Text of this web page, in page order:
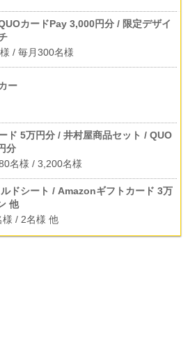
カードPay 3,000円分 / 限定デザイ
/ 毎月300名様
ー
ド 5万円分 / 井村屋商品セット / QUO
分
名様 / 3,200名様
ドシート / Amazonギフトカード 3万
他
様 / 2名様 他